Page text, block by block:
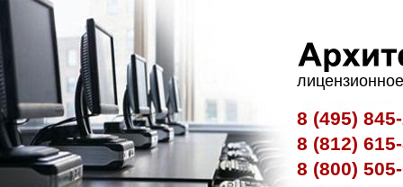
8 (495)
8 (812)
8 (800)